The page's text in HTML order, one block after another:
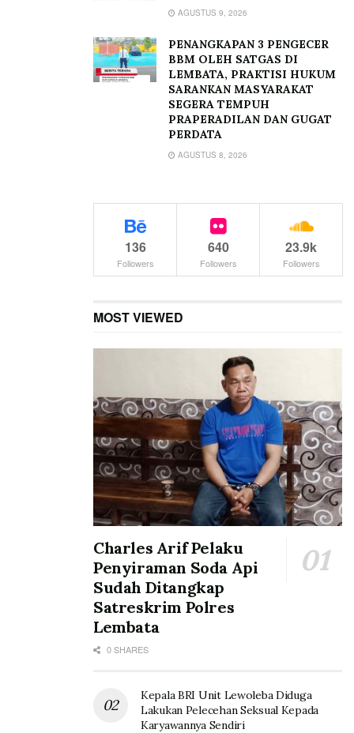
AGUSTUS 9, 2026
PENANGKAPAN 3 PENGECER
BBM OLEH SATGAS DI
LEMBATA, PRAKTISI HUKUM
SARANKAN MASYARAKAT
SEGERA TEMPUH
PRAPERADILAN DAN GUGAT
PERDATA
AGUSTUS 8, 2026
136
Followers
640
Followers
23.9k
Followers
MOST VIEWED
Charles Arif Pelaku
Penyiraman Soda Api
Sudah Ditangkap
Satreskrim Polres
Lembata
0 SHARES
Kepala BRI Unit Lewoleba Diduga
Lakukan Pelecehan Seksual Kepada
Karyawannya Sendiri